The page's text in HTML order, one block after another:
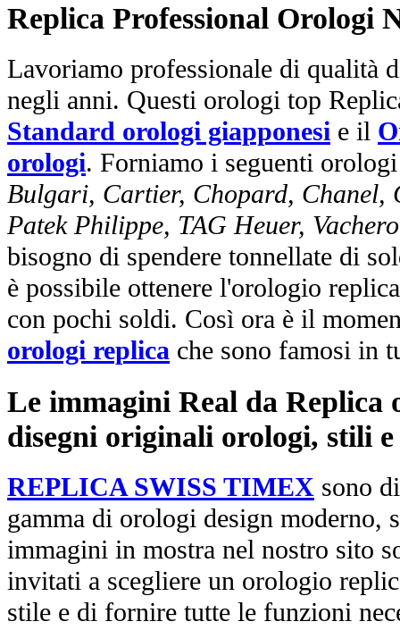
Replica Professional Orologi
Lavoriamo professionale di qualità
negli anni. Questi orologi top
Standard orologi giapponesi e il
orologi. Forniamo i seguenti
Bulgari, Cartier, Chopard, Chanel,
Patek Philippe, TAG Heuer,
bisogno di spendere tonnellate di
è possibile ottenere l'orologio
con pochi soldi. Così ora è il
orologi replica che sono famosi in
Le immagini Real da Replica
disegni originali orologi, stili
REPLICA SWISS TIMEX sono
gamma di orologi design moderno,
immagini in mostra nel nostro sito
invitati a scegliere un orologio
stile e di fornire tutte le funzioni